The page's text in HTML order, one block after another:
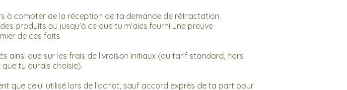
à compter de la réception de ta demande de rétractation.
produits ou jusqu'à ce que tu m'aies fourni une preuve
de ces faits.
ainsi que sur les frais de livraison initiaux (au tarif standard, hors
tu aurais choisie).
que celui utilisé lors de l'achat, sauf accord exprès de ta part pour